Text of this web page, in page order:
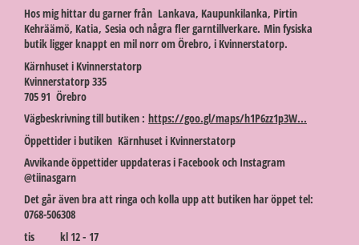
Hos mig hittar du garner från Lankava, Kaupunkilanka, Pirtin
Kehräämö, Katia, Sesia och några fler garntillverkare. Min fysiska
butik ligger knappt en mil norr om Örebro, i Kvinnerstatorp.
Kärnhuset i Kvinnerstatorp
Kvinnerstatorp 335
705 91 Örebro
Vägbeskrivning till butiken : https://goo.gl/maps/h1P6zz1p3W...
Öppettider i butiken Kärnhuset i Kvinnerstatorp
Avvikande öppettider uppdateras i Facebook och Instagram
@tiinasgarn
Det går även bra att ringa och kolla upp att butiken har öppet tel:
0768-506308
tis kl 12 - 17